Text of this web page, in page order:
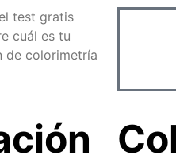
test gratis
cuál es tu
de colorimetría